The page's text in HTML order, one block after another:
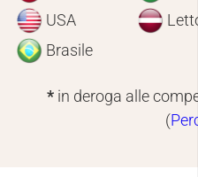
USA
Brasile
* in deroga alle
(